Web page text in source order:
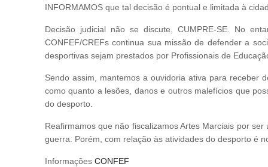
INFORMAMOS que tal decisão é pontual e limitada à
Decisão judicial não se discute, CUMPRE-SE. No
CONFEF/CREFs continua sua missão de defender a
desportivas sejam prestados por Profissionais de
Sendo assim, mantemos a ouvidoria ativa para receber
como quanto a lesões, danos e outros malefícios que
do desporto.
Reafirmamos que não fiscalizamos Artes Marciais por
guerra. Porém, com relação às atividades do desporto é
Informações CONFEF